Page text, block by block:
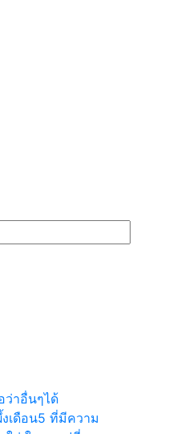
าอื่นๆได้
เดือน5 ที่มีความ